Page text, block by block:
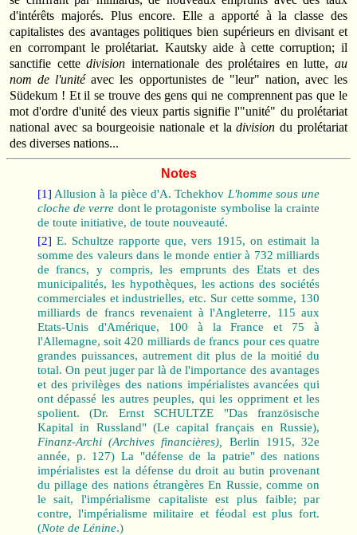
d'intérêts majorés. Plus encore. Elle a apporté à la classe des
capitalistes des avantages politiques bien supérieurs en divisant et
en corrompant le prolétariat. Kautsky aide à cette corruption; il
sanctifie cettedivision internationale des prolétaires en lutte, au
nom de l'unitéavec les opportunistes de "leur" nation, avec les
Südekum ! Et il se trouve des gens qui ne comprennent pas que le
mot d'ordre d'unité des vieux partis signifie l'"unité" du prolétariat
national avec sa bourgeoisie nationale et ladivision du prolétariat
des diverses nations...
Notes
[1] Allusion à la pièce d'A. Tchekhov L'homme sous une
cloche de verre dont le protagoniste symbolise la crainte
de toute initiative, de toute nouveauté.
[2] E. Schultze rapporte que, vers 1915, on estimait la
somme des valeurs dans le monde entier à 732 milliards
de francs, y compris, les emprunts des Etats et des
municipalités, les hypothèques, les actions des sociétés
commerciales et industrielles, etc. Sur cette somme, 130
milliards de francs revenaient à l'Angleterre, 115 aux
Etats-Unis d'Amérique, 100 à la France et 75 à
l'Allemagne, soit 420 milliards de francs pour ces quatre
grandes puissances, autrement dit plus de la moitié du
total. On peut juger par là de l'importance des avantages
et des privilèges des nations impérialistes avancées qui
ont dépassé les autres peuples, qui les oppriment et les
spolient. (Dr. Ernst SCHULTZE "Das französische
Kapital in Russland" (Le capital français en Russie),
Finanz-Archi (Archives financières), Berlin 1915, 32e
année, p. 127) La "défense de la patrie" des nations
impérialistes est la défense du droit au butin provenant
du pillage des nations étrangères En Russie, comme on
le sait, l'impérialisme capitaliste est plus faible; par
contre, l'impérialisme militaire et féodal est plus fort.
(Note de Lénine.)